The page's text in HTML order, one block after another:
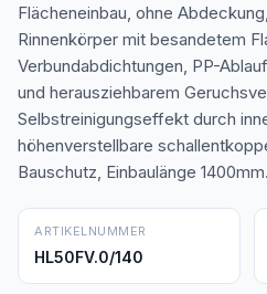
Flächeneinbau, ohne
Rinnenkörper mit besandetem
Verbundabdichtungen, PP-
und herausziehbarem
Selbstreinigungseffekt durch
höhenverstellbare
Bauschutz, Einbaulänge 1400mm.
ARTIKELNUMMER
HL50FV.0/140